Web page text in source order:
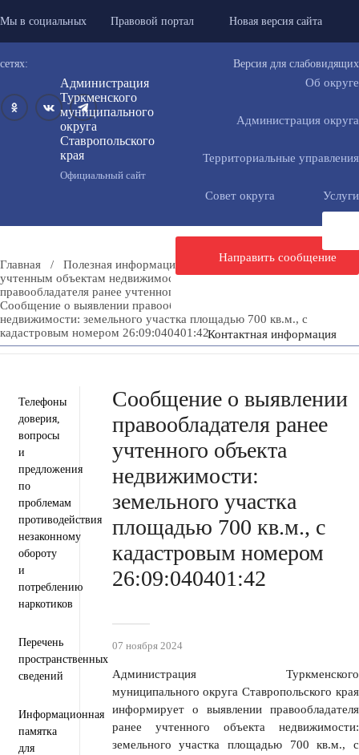
Мы в социальных
сетях:
Правовой портал Новая версия сайта
Версия для слабовидящих
Администрация
Туркменского
муниципального
округа
Ставропольского
края
Официальный сайт
Об округе
Администрация округа
Территориальные управления
Совет округа Услуги
Направить сообщение
Контактная информация
Главная / Полезная информация
Мероприятия по ранее
учтенным объектам недвижимости
/
Сообщения о выявлении
правообладателя ранее учтенного объекта недвижимости
Сообщение о выявлении правообладателя ранее учтенного объекта
недвижимости: земельного участка площадью 700 кв.м., с
кадастровым номером 26:09:040401:42
Телефоны
доверия,
вопросы
и
предложения
по
проблемам
противодействия
незаконному
обороту
и
потреблению
наркотиков
Перечень
пространственных
сведений
Информационная
памятка
для
Сообщение о выявлении
правообладателя ранее
учтенного объекта
недвижимости:
земельного участка
площадью 700 кв.м., с
кадастровым номером
26:09:040401:42
07 ноября 2024
Администрация Туркменского
муниципального округа Ставропольского края
информирует о выявлении правообладателя
ранее учтенного объекта недвижимости:
земельного участка площадью 700 кв.м., с